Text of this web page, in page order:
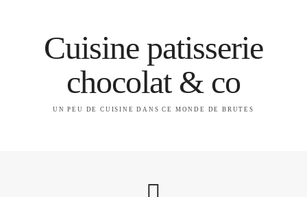
Cuisine patisserie
chocolat & co
UN PEU DE CUISINE DANS CE MONDE DE BRUTES